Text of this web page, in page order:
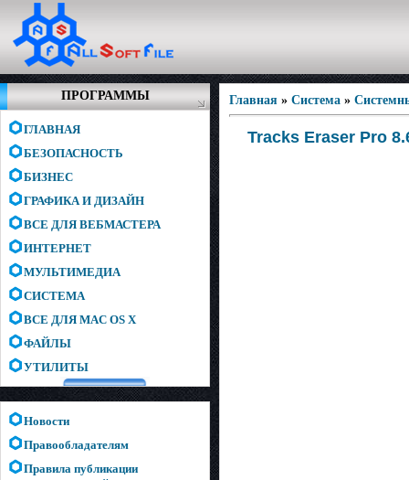
ПРОГРАММЫ
ГЛАВНАЯ
БЕЗОПАСНОСТЬ
БИЗНЕС
ГРАФИКА И ДИЗАЙН
ВСЕ ДЛЯ ВЕБМАСТЕРА
ИНТЕРНЕТ
МУЛЬТИМЕДИА
СИСТЕМА
ВСЕ ДЛЯ MAC OS X
ФАЙЛЫ
УТИЛИТЫ
Новости
Правообладателям
Правила публикации
Главная » Система »
Tracks Eraser Pro